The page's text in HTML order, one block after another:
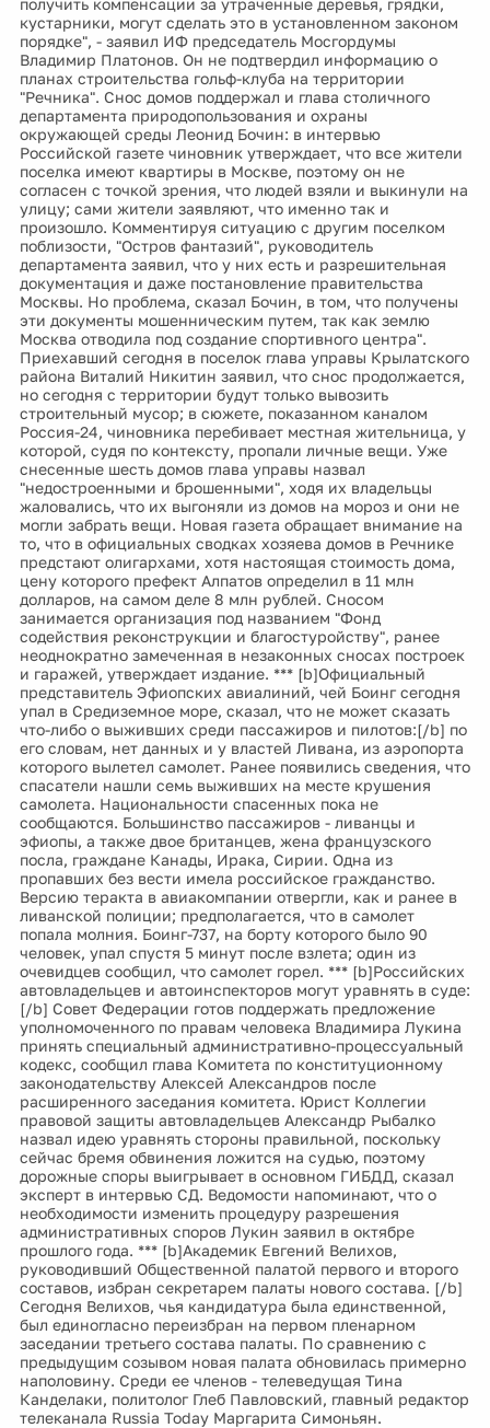
кустарники, могут сделать это в установленном законом
порядке", - заявил ИФ председатель Мосгордумы
Владимир Платонов. Он не подтвердил информацию о
планах строительства гольф-клуба на территории
"Речника". Снос домов поддержал и глава столичного
департамента природопользования и охраны
окружающей среды Леонид Бочин: в интервью
Российской газете чиновник утверждает, что все жители
поселка имеют квартиры в Москве, поэтому он не
согласен с точкой зрения, что людей взяли и выкинули на
улицу; сами жители заявляют, что именно так и
произошло. Комментируя ситуацию с другим поселком
поблизости, "Остров фантазий", руководитель
департамента заявил, что у них есть и разрешительная
документация и даже постановление правительства
Москвы. Но проблема, сказал Бочин, в том, что получены
эти документы мошенническим путем, так как землю
Москва отводила под создание спортивного центра".
Приехавший сегодня в поселок глава управы Крылатского
района Виталий Никитин заявил, что снос продолжается,
но сегодня с территории будут только вывозить
строительный мусор; в сюжете, показанном каналом
Россия-24, чиновника перебивает местная жительница, у
которой, судя по контексту, пропали личные вещи. Уже
снесенные шесть домов глава управы назвал
"недостроенными и брошенными", ходя их владельцы
жаловались, что их выгоняли из домов на мороз и они не
могли забрать вещи. Новая газета обращает внимание на
то, что в официальных сводках хозяева домов в Речнике
предстают олигархами, хотя настоящая стоимость дома,
цену которого префект Алпатов определил в 11 млн
долларов, на самом деле 8 млн рублей. Сносом
занимается организация под названием "Фонд
содействия реконструкции и благостуройству", ранее
неоднократно замеченная в незаконных сносах построек
и гаражей, утверждает издание. *** [b]Официальный
представитель Эфиопских авиалиний, чей Боинг сегодня
упал в Средиземное море, сказал, что не может сказать
что-либо о выживших среди пассажиров и пилотов:[/b] по
его словам, нет данных и у властей Ливана, из аэропорта
которого вылетел самолет. Ранее появились сведения, что
спасатели нашли семь выживших на месте крушения
самолета. Национальности спасенных пока не
сообщаются. Большинство пассажиров - ливанцы и
эфиопы, а также двое британцев, жена французского
посла, граждане Канады, Ирака, Сирии. Одна из
пропавших без вести имела российское гражданство.
Версию теракта в авиакомпании отвергли, как и ранее в
ливанской полиции; предполагается, что в самолет
попала молния. Боинг-737, на борту которого было 90
человек, упал спустя 5 минут после взлета; один из
очевидцев сообщил, что самолет горел. *** [b]Российских
автовладельцев и автоинспекторов могут уравнять в суде:
[/b] Совет Федерации готов поддержать предложение
уполномоченного по правам человека Владимира Лукина
принять специальный административно-процессуальный
кодекс, сообщил глава Комитета по конституционному
законодательству Алексей Александров после
расширенного заседания комитета. Юрист Коллегии
правовой защиты автовладельцев Александр Рыбалко
назвал идею уравнять стороны правильной, поскольку
сейчас бремя обвинения ложится на судью, поэтому
дорожные споры выигрывает в основном ГИБДД, сказал
эксперт в интервью СД. Ведомости напоминают, что о
необходимости изменить процедуру разрешения
административных споров Лукин заявил в октябре
прошлого года. *** [b]Академик Евгений Велихов,
руководивший Общественной палатой первого и второго
составов, избран секретарем палаты нового состава. [/b]
Сегодня Велихов, чья кандидатура была единственной,
был единогласно переизбран на первом пленарном
заседании третьего состава палаты. По сравнению с
предыдущим созывом новая палата обновилась примерно
наполовину. Среди ее членов - телеведущая Тина
Канделаки, политолог Глеб Павловский, главный редактор
телеканала Russia Today Маргарита Симоньян.